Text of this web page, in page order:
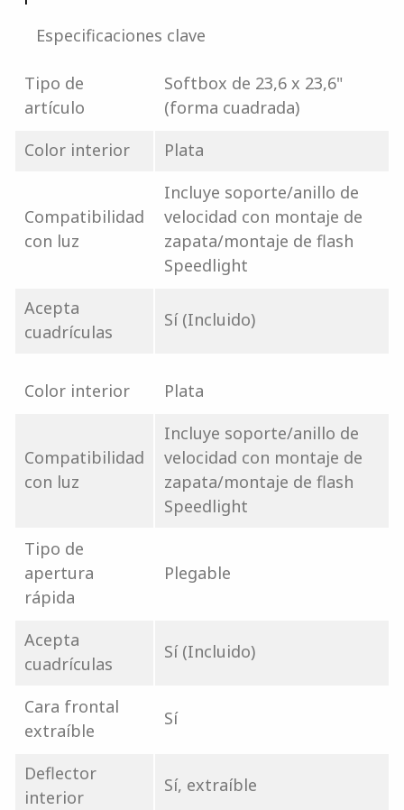
Especificaciones clave
Tipo de
artículo
Softbox de 23,6 x 23,6"
(forma cuadrada)
Color interior
Plata
Compatibilidad
con luz
Incluye soporte/anillo de
velocidad con montaje de
zapata/montaje de flash
Speedlight
Acepta
cuadrículas
Sí (Incluido)
Color interior Plata
Compatibilidad
con luz
Incluye soporte/anillo de
velocidad con montaje de
zapata/montaje de flash
Speedlight
Tipo de
apertura
rápida
Plegable
Acepta
cuadrículas
Sí (Incluido)
Cara frontal
extraíble
Sí
Deflector
interior
Sí, extraíble